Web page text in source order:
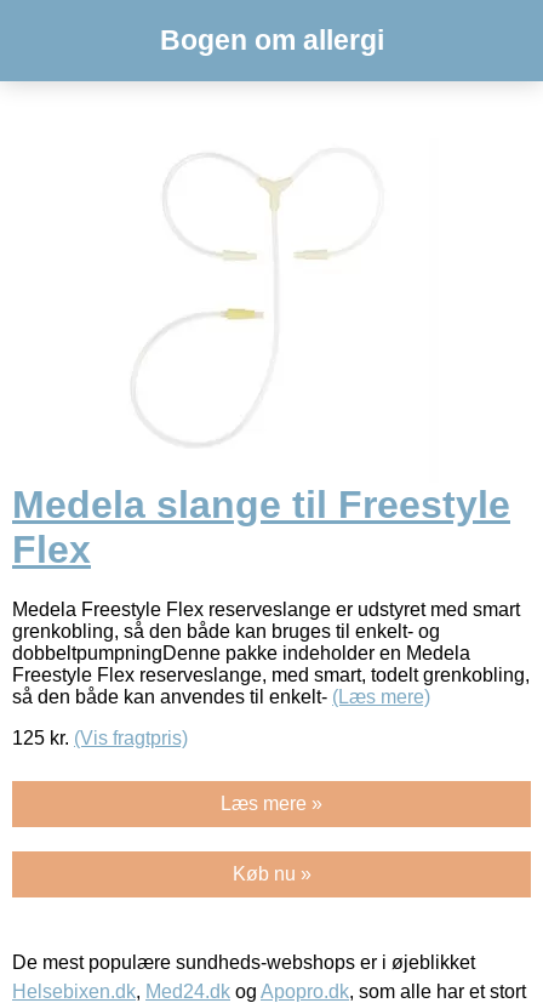
Bogen om allergi
Medela slange til Freestyle
Flex
Medela Freestyle Flex reserveslange er udstyret med smart
grenkobling, så den både kan bruges til enkelt- og
dobbeltpumpningDenne pakke indeholder en Medela
Freestyle Flex reserveslange, med smart, todelt grenkobling,
så den både kan anvendes til enkelt- (Læs mere)
125 kr. (Vis fragtpris)
Læs mere »
Køb nu »
De mest populære sundheds-webshops er i øjeblikket
Helsebixen.dk, Med24.dk og Apopro.dk, som alle har et stort